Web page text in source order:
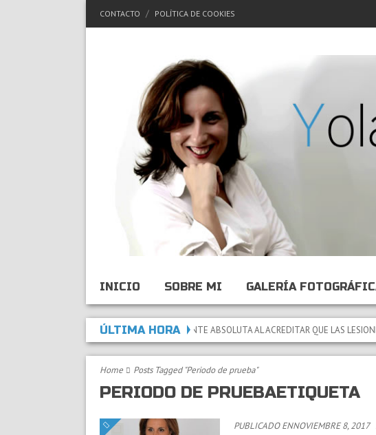
CONTACTO POLÍTICA DE COOKIES
INICIO SOBRE MI GALERÍA
ÚLTIMA HORA
DECLARADA LA INCAPACIDAD PERMANENTE ABSOLUTA AL ACREDITAR QUE LAS LESIONES
Home Posts Tagged "Periodo de prueba"
PERIODO DE PRUEBAETIQUETA
PUBLICADO ENNOVIEMBRE 8, 2017